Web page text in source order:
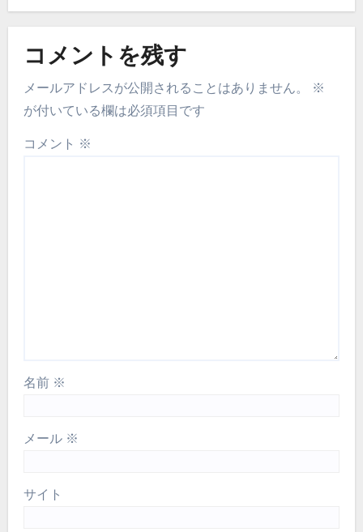
コメントを残す
メールアドレスが公開されることはありません。
※
が付いている欄は必須項目です
コメント ※
名前 ※
メール ※
サイト